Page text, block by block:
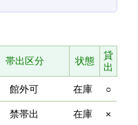
帯出区分 状態
貸
出
館外可 在庫 ○
禁帯出 在庫 ×